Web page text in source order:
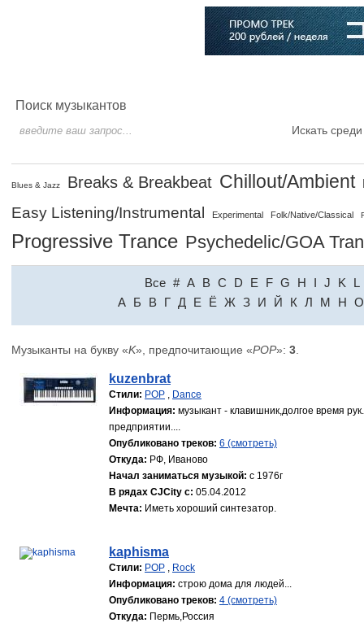
Поиск музыкантов
Искать
Blues & Jazz Breaks & Breakbeat Chillout/Ambient
Easy Listening/Instrumental Experimental Folk/Native/Classical
Progressive Trance Psychedelic/GOA
Все # A B C D E F G H I J K
L
A Б В Г Д Е Ё Ж З И Й К Л М Н О
Музыканты на букву «K», предпочитающие «POP»: 3
kuzenbrat
Стили: POP , Dance
Информация: музыкант - клавишник,долгое время
предприятии....
Опубликовано треков: 6 (смотреть)
Откуда: РФ, Иваново
Начал заниматься музыкой: с 1976г
В рядах CJCity с: 05.04.2012
Мечта: Иметь хороший синтезатор.
kaphisma
Стили: POP , Rock
Информация: строю дома для людей...
Опубликовано треков: 4 (смотреть)
Откуда: Пермь,Россия